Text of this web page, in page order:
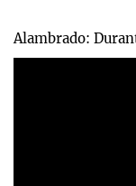
Alambrado: